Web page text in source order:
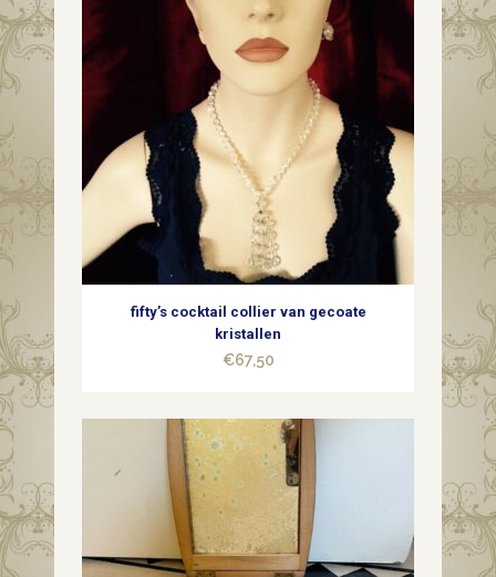
quantity
fifty’s cocktail collier van gecoate
kristallen
€67,50